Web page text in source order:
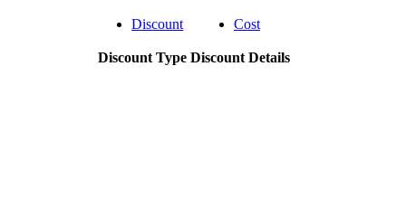
Discount Cost
Discount Type Discount Details